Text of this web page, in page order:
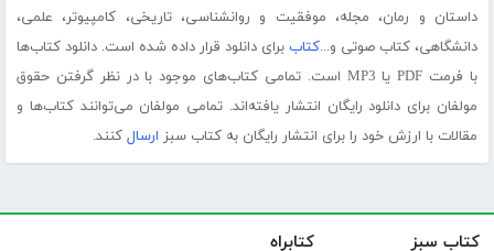
داستان و رمان، مجله، موفقیت و روانشناسی، تاریخی، کامپیوتر، علمی،
دانشگاهی، کتاب صوتی و...کتاب برای دانلود قرار داده شده است. دانلود کتاب‌ها
با فرمت PDF یا MP3 است. تمامی کتاب‌های موجود با در نظر گرفتن حقوق
مولفان برای دانلود رایگان انتشار یافته‌اند. تمامی مولفان می‌توانند کتاب‌ها و
مقالات با ارزش خود را برای انتشار رایگان به کتاب سبز ارسال کنند.
کتاب سبز کتابراه